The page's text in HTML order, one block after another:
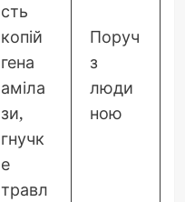
сть
копій
гена
аміла
зи,
гнучк
е
травл
Поруч
з
люди
ною